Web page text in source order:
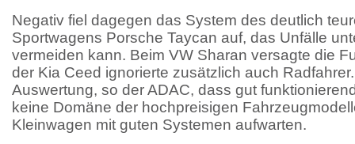
Negativ fiel dagegen das System des deutlich
Sportwagens Porsche Taycan auf, das Unfälle
vermeiden kann. Beim VW Sharan versagte die
der Kia Ceed ignorierte zusätzlich auch
Auswertung, so der ADAC, dass gut
keine Domäne der hochpreisigen
Kleinwagen mit guten Systemen aufwarten.